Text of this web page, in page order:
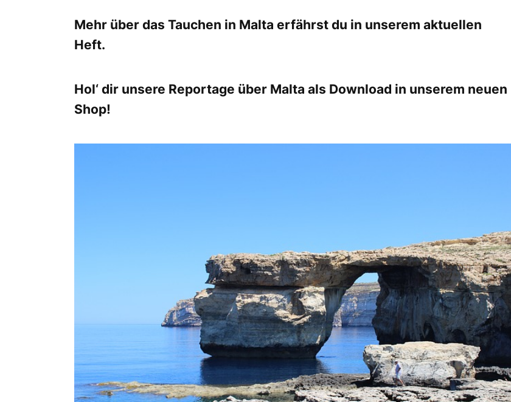
Mehr über das Tauchen in Malta erfährst du in unserem aktuellen
Heft.
Hol‘ dir unsere Reportage über Malta als Download in unserem neuen
Shop!